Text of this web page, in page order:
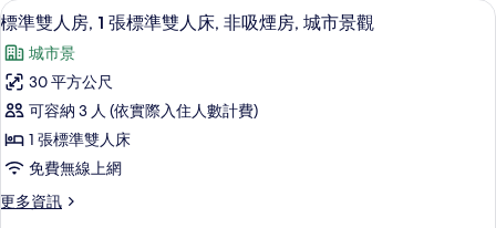
的
情
顯
示
標
準
雙
人
1
高級寢具、羽絨被、客房內保險箱、書
4
標準雙人房, 1 張標準雙人床, 非吸煙房, 城市景觀
城市景
30 平方公尺
可容納 3 人 (依實際入住人數計費)
1 張標準雙人床
免費無線上網
更多資訊
更